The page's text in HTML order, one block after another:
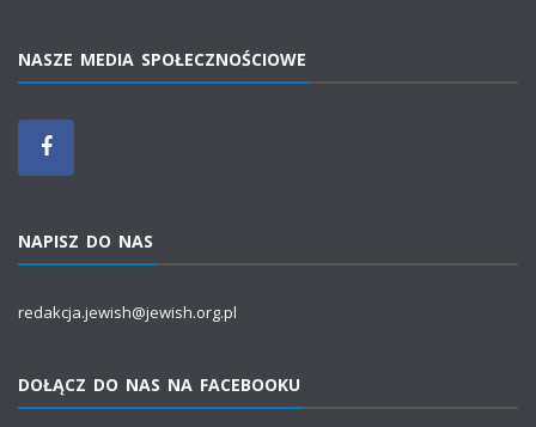
NASZE MEDIA SPOŁECZNOŚCIOWE
NAPISZ DO NAS
redakcja.jewish@jewish.org.pl
DOŁĄCZ DO NAS NA FACEBOOKU